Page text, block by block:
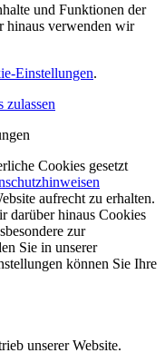
und Funktionen der
hinaus verwenden wir
Einstellungen.
zulassen
Cookies gesetzt
aufrecht zu erhalten.
darüber hinaus Cookies
zur
Sie in unserer
können Sie Ihre
unserer Website.